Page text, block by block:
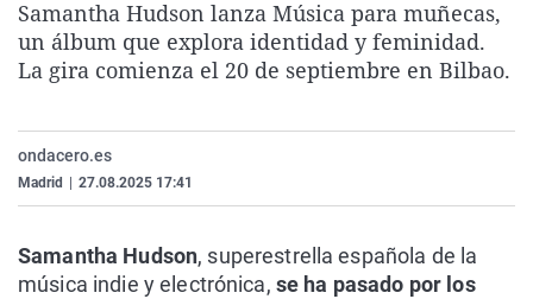
La rosa de los vientos
Gente viajera
Caso
Retornados
Extremadura
Galicia
Virales
Televisión
Samantha Hudson lanza Música para muñecas,
un álbum que explora identidad y feminidad.
La gira comienza el 20 de septiembre en Bilbao.
ondacero.es
Madrid 27.08.2025 17:41
Samantha Hudson, superestrella española de la
música indie y electrónica, se ha pasado por los